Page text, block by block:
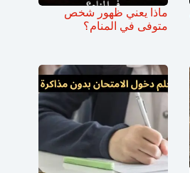
ماذا يعني ظهور شخص
متوفى في المنام؟